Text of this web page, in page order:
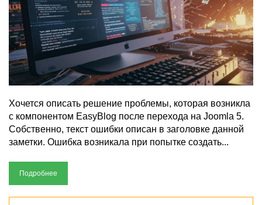
Хочется описать решение проблемы, которая возникла
с компонентом EasyBlog после перехода на Joomla 5.
Собственно, текст ошибки описан в заголовке данной
заметки. Ошибка возникала при попытке создать...
Подробнее